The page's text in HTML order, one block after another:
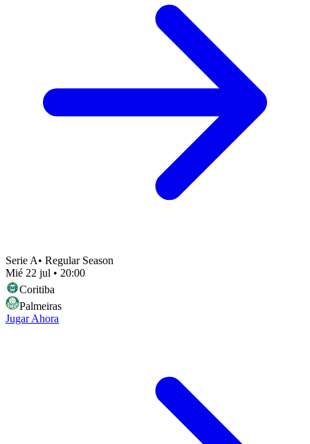
Serie A• Regular Season
Mié 22 jul • 20:00
Coritiba
Palmeiras
Jugar Ahora